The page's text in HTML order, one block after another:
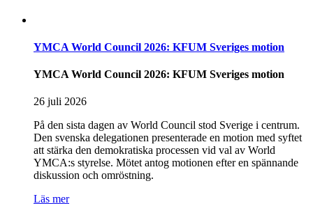
YMCA World Council 2026: KFUM Sveriges motion
YMCA World Council 2026: KFUM Sveriges motion
26 juli 2026
På den sista dagen av World Council stod Sverige i centrum.
Den svenska delegationen presenterade en motion med syftet
att stärka den demokratiska processen vid val av World
YMCA:s styrelse. Mötet antog motionen efter en spännande
diskussion och omröstning.
Läs mer